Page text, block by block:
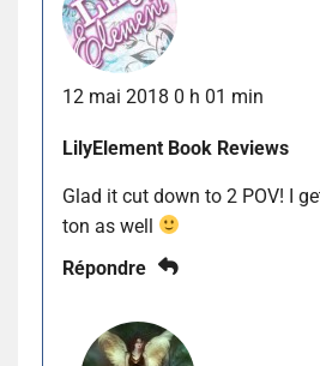
12 mai 2018 0 h 01 min
LilyElement Book Reviews
Glad it cut down to 2 POV! I
ton as well
Répondre